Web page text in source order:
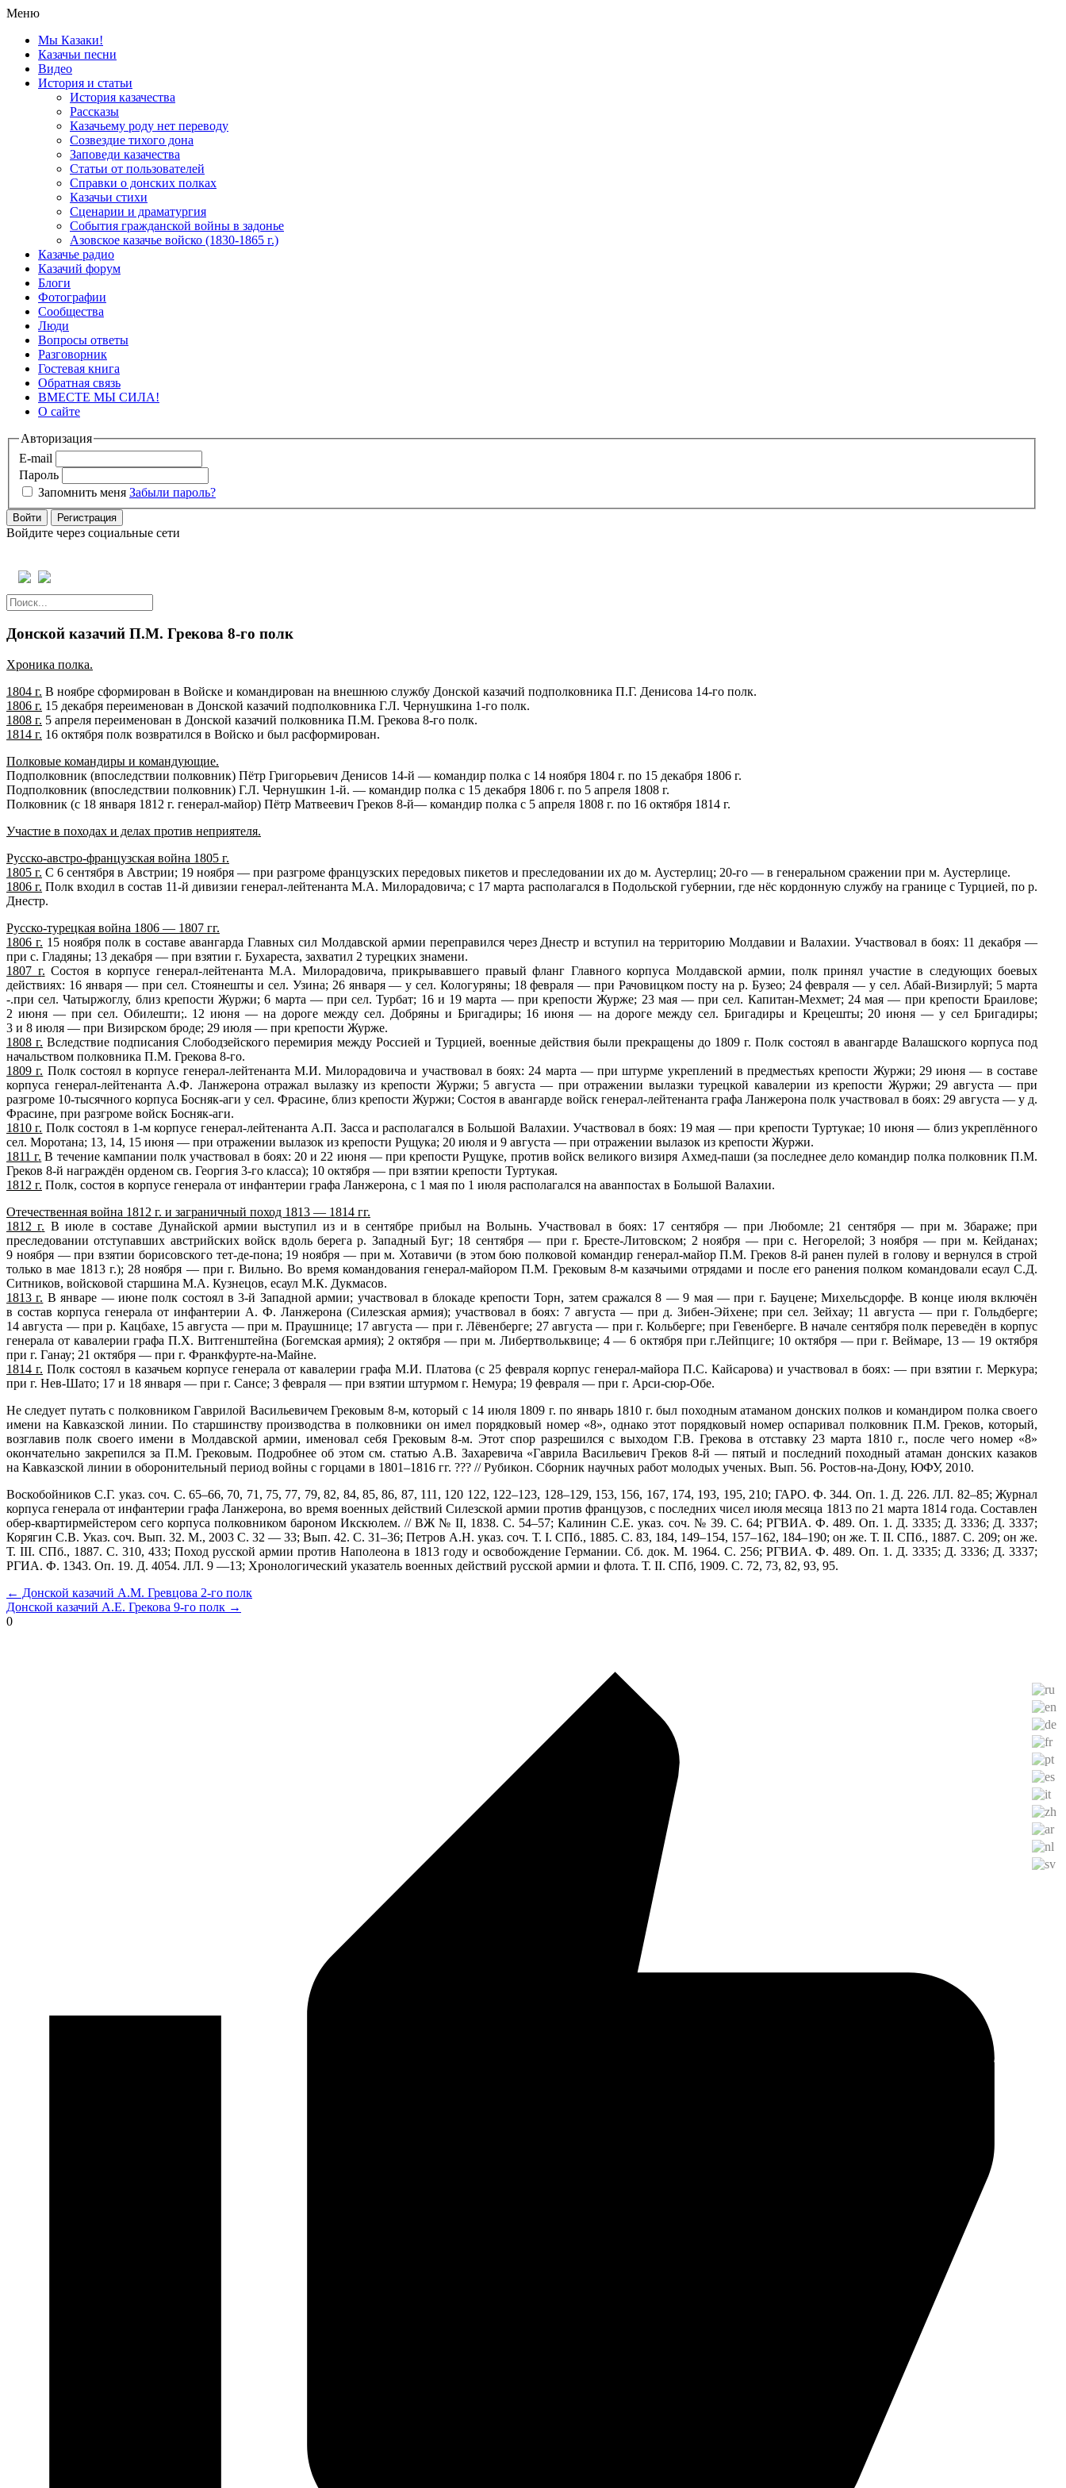
Меню
Мы Казаки!
Казачьи песни
Видео
История и статьи
История казачества
Рассказы
Казачьему роду нет переводу
Созвездие тихого дона
Заповеди казачества
Статьи от пользователей
Справки о донских полках
Казачьи стихи
Сценарии и драматургия
События гражданской войны в задонье
Азовское казачье войско (1830-1865 г.)
Казачье радио
Казачий форум
Блоги
Фотографии
Сообщества
Люди
Вопросы ответы
Разговорник
Гостевая книга
Обратная связь
ВМЕСТЕ МЫ СИЛА!
О сайте
Авторизация
E-mail
Пароль
Запомнить меня Забыли пароль?
Войти Регистрация
Войдите через социальные сети
Донской казачий П.М. Грекова 8-го полк
Хроника полка.
1804 г. В ноябре сформирован в Войске и командирован на внешнюю службу Донской казачий подполковника П.Г. Денисова 14-го полк.
1806 г. 15 декабря переименован в Донской казачий подполковника Г.Л. Чернушкина 1-го полк.
1808 г. 5 апреля переименован в Донской казачий полковника П.М. Грекова 8-го полк.
1814 г. 16 октября полк возвратился в Войско и был расформирован.
Полковые командиры и командующие.
Подполковник (впоследствии полковник) Пётр Григорьевич Денисов 14-й — командир полка с 14 ноября 1804 г. по 15 декабря 1806 г.
Подполковник (впоследствии полковник) Г.Л. Чернушкин 1-й. — командир полка с 15 декабря 1806 г. по 5 апреля 1808 г.
Полковник (с 18 января 1812 г. генерал-майор) Пётр Матвеевич Греков 8-й— командир полка с 5 апреля 1808 г. по 16 октября 1814 г.
Участие в походах и делах против неприятеля.
Русско-австро-французская война 1805 г.
1805 г. С 6 сентября в Австрии; 19 ноября — при разгроме французских передовых пикетов и преследовании их до м. Аустерлиц; 20-го — в генеральном сражении при м. Аустерлице.
1806 г. Полк входил в состав 11-й дивизии генерал-лейтенанта М.А. Милорадовича; с 17 марта располагался в Подольской губернии, где нёс кордонную службу на границе с Турцией, по р.
Днестр.
Русско-турецкая война 1806 — 1807 гг.
1806 г. 15 ноября полк в составе авангарда Главных сил Молдавской армии переправился через Днестр и вступил на территорию Молдавии и Валахии. Участвовал в боях: 11 декабря —
при с. Гладяны; 13 декабря — при взятии г. Бухареста, захватил 2 турецких знамени.
1807 г. Состоя в корпусе генерал-лейтенанта М.А. Милорадовича, прикрывавшего правый фланг Главного корпуса Молдавской армии, полк принял участие в следующих боевых
действиях: 16 января — при сел. Стоянешты и сел. Узина; 26 января — у сел. Кологуряны; 18 февраля — при Рачовицком посту на р. Бузео; 24 февраля — у сел. Абай-Визирлуй; 5 марта
-.при сел. Чатыржоглу, близ крепости Журжи; 6 марта — при сел. Турбат; 16 и 19 марта — при крепости Журже; 23 мая — при сел. Капитан-Мехмет; 24 мая — при крепости Браилове;
2 июня — при сел. Обилешти;. 12 июня — на дороге между сел. Добряны и Бригадиры; 16 июня — на дороге между сел. Бригадиры и Крецешты; 20 июня — у сел Бригадиры;
3 и 8 июля — при Визирском броде; 29 июля — при крепости Журже.
1808 г. Вследствие подписания Слободзейского перемирия между Россией и Турцией, военные действия были прекращены до 1809 г. Полк состоял в авангарде Валашского корпуса под
начальством полковника П.М. Грекова 8-го.
1809 г. Полк состоял в корпусе генерал-лейтенанта М.И. Милорадовича и участвовал в боях: 24 марта — при штурме укреплений в предместьях крепости Журжи; 29 июня — в составе
корпуса генерал-лейтенанта А.Ф. Ланжерона отражал вылазку из крепости Журжи; 5 августа — при отражении вылазки турецкой кавалерии из крепости Журжи; 29 августа — при
разгроме 10-тысячного корпуса Босняк-аги у сел. Фрасине, близ крепости Журжи; Состоя в авангарде войск генерал-лейтенанта графа Ланжерона полк участвовал в боях: 29 августа — у д.
Фрасине, при разгроме войск Босняк-аги.
1810 г. Полк состоял в 1-м корпусе генерал-лейтенанта А.П. Засса и располагался в Большой Валахии. Участвовал в боях: 19 мая — при крепости Туртукае; 10 июня — близ укреплённого
сел. Моротана; 13, 14, 15 июня — при отражении вылазок из крепости Рущука; 20 июля и 9 августа — при отражении вылазок из крепости Журжи.
1811 г. В течение кампании полк участвовал в боях: 20 и 22 июня — при крепости Рущуке, против войск великого визиря Ахмед-паши (за последнее дело командир полка полковник П.М.
Греков 8-й награждён орденом св. Георгия 3-го класса); 10 октября — при взятии крепости Туртукая.
1812 г. Полк, состоя в корпусе генерала от инфантерии графа Ланжерона, с 1 мая по 1 июля располагался на аванпостах в Большой Валахии.
Отечественная война 1812 г. и заграничный поход 1813 — 1814 гг.
1812 г. В июле в составе Дунайской армии выступил из и в сентябре прибыл на Волынь. Участвовал в боях: 17 сентября — при Любомле; 21 сентября — при м. Збараже; при
преследовании отступавших австрийских войск вдоль берега р. Западный Буг; 18 сентября — при г. Бресте-Литовском; 2 ноября — при с. Негорелой; 3 ноября — при м. Кейданах;
9 ноября — при взятии борисовского тет-де-пона; 19 ноября — при м. Хотавичи (в этом бою полковой командир генерал-майор П.М. Греков 8-й ранен пулей в голову и вернулся в строй
только в мае 1813 г.); 28 ноября — при г. Вильно. Во время командования генерал-майором П.М. Грековым 8-м казачьими отрядами и после его ранения полком командовали есаул С.Д.
Ситников, войсковой старшина М.А. Кузнецов, есаул М.К. Дукмасов.
1813 г. В январе — июне полк состоял в 3-й Западной армии; участвовал в блокаде крепости Торн, затем сражался 8 — 9 мая — при г. Бауцене; Михельсдорфе. В конце июля включён
в состав корпуса генерала от инфантерии А. Ф. Ланжерона (Силезская армия); участвовал в боях: 7 августа — при д. Зибен-Эйхене; при сел. Зейхау; 11 августа — при г. Гольдберге;
14 августа — при р. Кацбахе, 15 августа — при м. Праушнице; 17 августа — при г. Лёвенберге; 27 августа — при г. Кольберге; при Гевенберге. В начале сентября полк переведён в корпус
генерала от кавалерии графа П.Х. Витгенштейна (Богемская армия); 2 октября — при м. Либертвольквице; 4 — 6 октября при г.Лейпциге; 10 октября — при г. Веймаре, 13 — 19 октября
при г. Ганау; 21 октября — при г. Франкфурте-на-Майне.
1814 г. Полк состоял в казачьем корпусе генерала от кавалерии графа М.И. Платова (с 25 февраля корпус генерал-майора П.С. Кайсарова) и участвовал в боях: — при взятии г. Меркура;
при г. Нев-Шато; 17 и 18 января — при г. Сансе; 3 февраля — при взятии штурмом г. Немура; 19 февраля — при г. Арси-сюр-Обе.
Не следует путать с полковником Гаврилой Васильевичем Грековым 8-м, который с 14 июля 1809 г. по январь 1810 г. был походным атаманом донских полков и командиром полка своего
имени на Кавказской линии. По старшинству производства в полковники он имел порядковый номер «8», однако этот порядковый номер оспаривал полковник П.М. Греков, который,
возглавив полк своего имени в Молдавской армии, именовал себя Грековым 8-м. Этот спор разрешился с выходом Г.В. Грекова в отставку 23 марта 1810 г., после чего номер «8»
окончательно закрепился за П.М. Грековым. Подробнее об этом см. статью А.В. Захаревича «Гаврила Васильевич Греков 8-й — пятый и последний походный атаман донских казаков
на Кавказской линии в оборонительный период войны с горцами в 1801–1816 гг. ??? // Рубикон. Сборник научных работ молодых ученых. Вып. 56. Ростов-на-Дону, ЮФУ, 2010.
Воскобойников С.Г. указ. соч. С. 65–66, 70, 71, 75, 77, 79, 82, 84, 85, 86, 87, 111, 120 122, 122–123, 128–129, 153, 156, 167, 174, 193, 195, 210; ГАРО. Ф. 344. Оп. 1. Д. 226. ЛЛ. 82–85; Журнал
корпуса генерала от инфантерии графа Ланжерона, во время военных действий Силезской армии против французов, с последних чисел июля месяца 1813 по 21 марта 1814 года. Составлен
обер-квартирмейстером сего корпуса полковником бароном Икскюлем. // ВЖ № II, 1838. С. 54–57; Калинин С.Е. указ. соч. № 39. С. 64; РГВИА. Ф. 489. Оп. 1. Д. 3335; Д. 3336; Д. 3337;
Корягин С.В. Указ. соч. Вып. 32. М., 2003 С. 32 — 33; Вып. 42. С. 31–36; Петров А.Н. указ. соч. Т. I. СПб., 1885. С. 83, 184, 149–154, 157–162, 184–190; он же. Т. II. СПб., 1887. С. 209; он же.
Т. III. СПб., 1887. С. 310, 433; Поход русской армии против Наполеона в 1813 году и освобождение Германии. Сб. док. М. 1964. С. 256; РГВИА. Ф. 489. Оп. 1. Д. 3335; Д. 3336; Д. 3337;
РГИА. Ф. 1343. Оп. 19. Д. 4054. ЛЛ. 9 —13; Хронологический указатель военных действий русской армии и флота. Т. II. СПб, 1909. С. 72, 73, 82, 93, 95.
← Донской казачий А.М. Гревцова 2-го полк
Донской казачий А.Е. Грекова 9-го полк →
0